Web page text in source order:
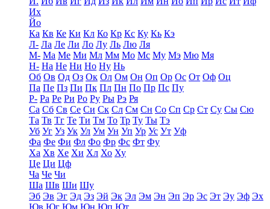
Их
Йо
Ка Кв Ке Ки Кл Ко Кр Кс Ку Кь Кэ
Л- Ла Ле Ли Ло Лу Ль Лю Ля
М- Ма Ме Ми Мл Мм Мо Мс Му Мэ Мю Мя
Н- На Не Ни Но Ну Нь
Об Ов Од Оз Ок Ол Ом Он Оп Ор Ос От Оф Оц
Па Пе Пз Пи Пк Пл Пн По Пр Пс Пу
Р- Ра Ре Ри Ро Ру Ры Рэ Ря
Са Сб Св Се Си Ск Сл См Сн Со Сп Ср Ст Су Сы Сю
Та Тв Тг Те Ти Тм То Тр Ту Ты Тэ
Уб Уг Уз Ук Ул Ум Ун Уп Ур Ус Ут Уф
Фа Фе Фи Фл Фо Фр Фс Фт Фу
Ха Хв Хе Хи Хл Хо Ху
Це Ци Цф
Ча Че Чи
Ша Шв Ши Шу
Эб Эв Эг Эд Эз Эй Эк Эл Эм Эн Эп Эр Эс Эт Эу Эф Эх
Юв Юг Юм Юн Юп Ют